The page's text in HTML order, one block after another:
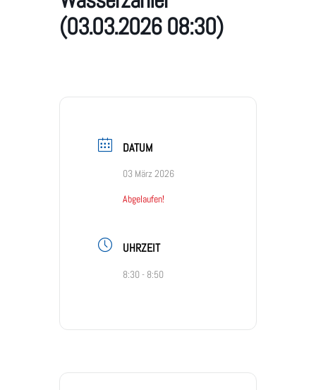
(03.03.2026 08:30)
DATUM
03 März 2026
Abgelaufen!
UHRZEIT
8:30 - 8:50